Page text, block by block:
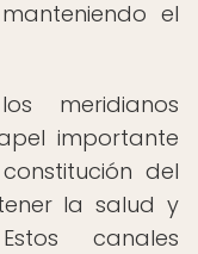
el
meridianos
importante
del
la salud y
canales